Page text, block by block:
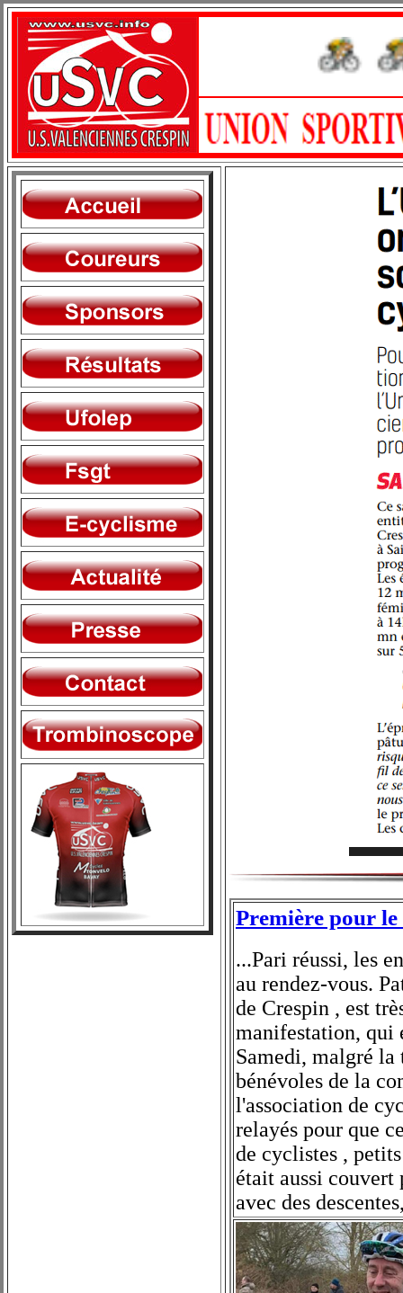
Première pour le
...Pari réussi, les
au rendez-vous.
de Crespin , est
manifestation, qui
Samedi, malgré la
bénévoles de la
l'association de
relayés pour que
de cyclistes ,
était aussi couvert
avec des